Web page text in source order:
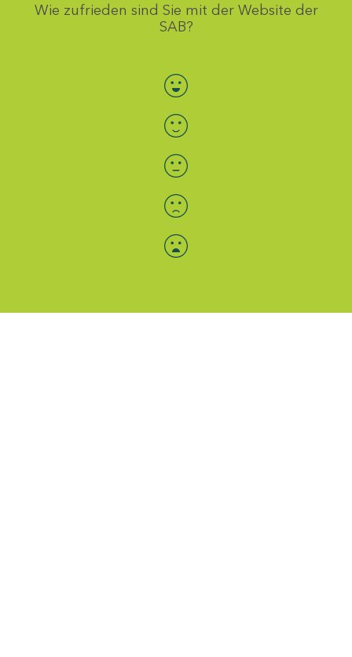
Wie zufrieden sind Sie mit der Website der
SAB?
Bewertung auswählen